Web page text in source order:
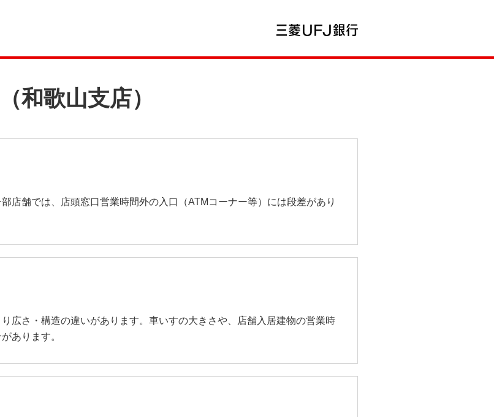
和歌山支店）
店舗では、店頭窓口営業時間外の入口（ATMコーナー等）には段差があり
広さ・構造の違いがあります。車いすの大きさや、店舗入居建物の営業時
あります。